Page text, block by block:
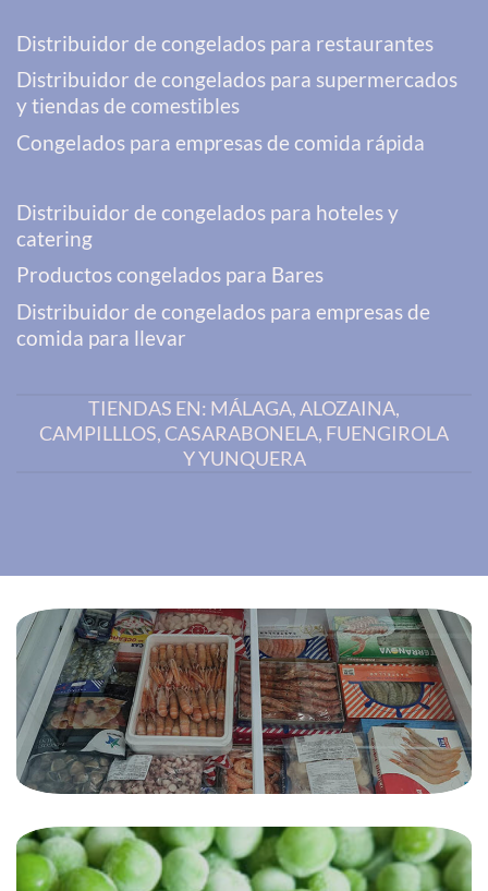
Distribuidor de congelados para restaurantes
Distribuidor de congelados para supermercados
y tiendas de comestibles
Congelados para empresas de comida rápida
Distribuidor de congelados para hoteles y
catering
Productos congelados para Bares
Distribuidor de congelados para empresas de
comida para llevar
TIENDAS EN: MÁLAGA, ALOZAINA,
CAMPILLLOS, CASARABONELA, FUENGIROLA
Y YUNQUERA